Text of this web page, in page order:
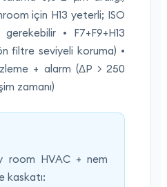
için H13 yeterli; ISO
• F7+F9+H13
filtre seviyeli koruma) •
+ alarm (ΔP > 250
zamanı)
room HVAC + nem
kaskatı: